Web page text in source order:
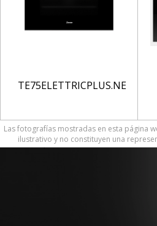
TE75ELETTRICPLUS.NE
Las fotografías mostradas en esta página
ilustrativo y no constituyen una